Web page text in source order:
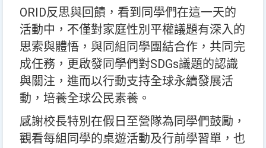
ORID反思與回饋，看到同學們在這一天的
活動中，不僅對家庭性別平權議題有深入的
思索與體悟，與同組同學團結合作，共同完
成任務，更啟發同學們對SDGs議題的認識
與關注，進而以行動支持全球永續發展活
動，培養全球公民素養。
感謝校長特別在假日至營隊為同學們鼓勵，
觀看每組同學的桌遊活動及行前學習單，也